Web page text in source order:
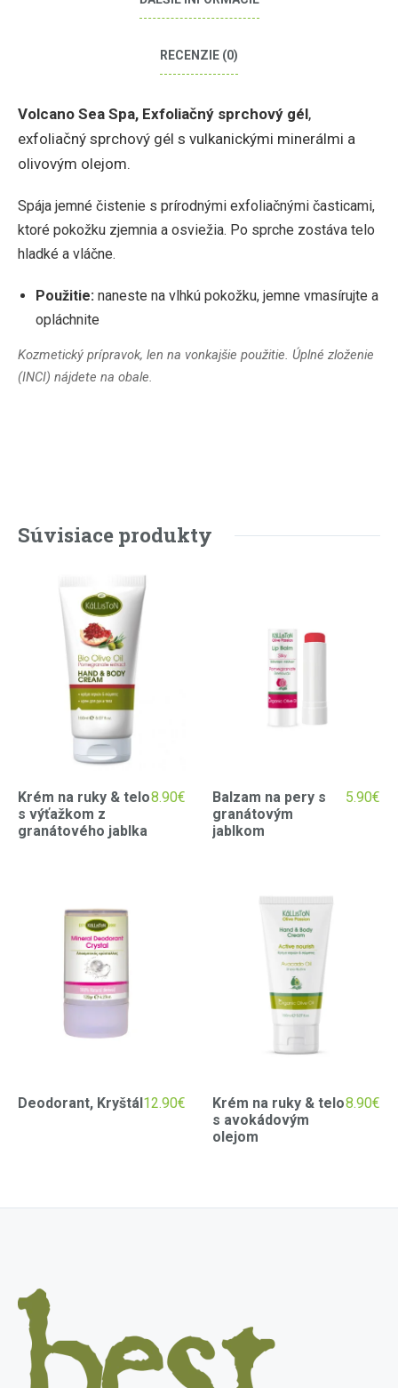
RECENZIE (0)
Volcano Sea Spa, Exfoliačný sprchový gél,
exfoliačný sprchový gél s vulkanickými minerálmi a
olivovým olejom.
Spája jemné čistenie s prírodnými exfoliačnými časticami,
ktoré pokožku zjemnia a osviežia. Po sprche zostáva telo
hladké a vláčne.
Použitie: naneste na vlhkú pokožku, jemne vmasírujte a
opláchnite
Kozmetický prípravok, len na vonkajšie použitie. Úplné zloženie
(INCI) nájdete na obale.
Súvisiace produkty
Krém na ruky & telo
s výťažkom z
granátového jablka
8.90€
Balzam na pery s
granátovým
jablkom
5.90€
Deodorant, Kryštál 12.90€
Krém na ruky & telo
s avokádovým
olejom
8.90€